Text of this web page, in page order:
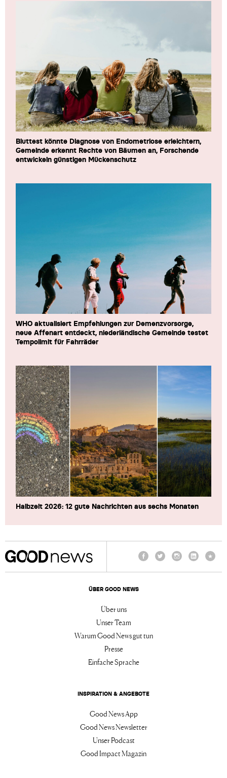
Bluttest könnte Diagnose von Endometriose erleichtern,
Gemeinde erkennt Rechte von Bäumen an, Forschende
entwickeln günstigen Mückenschutz
WHO aktualisiert Empfehlungen zur Demenzvorsorge,
neue Affenart entdeckt, niederländische Gemeinde testet
Tempolimit für Fahrräder
Halbzeit 2026: 12 gute Nachrichten aus sechs Monaten
ÜBER GOOD NEWS
Über uns
Unser Team
Warum Good News gut tun
Presse
Einfache Sprache
INSPIRATION & ANGEBOTE
Good News App
Good News Newsletter
Unser Podcast
Good Impact Magazin